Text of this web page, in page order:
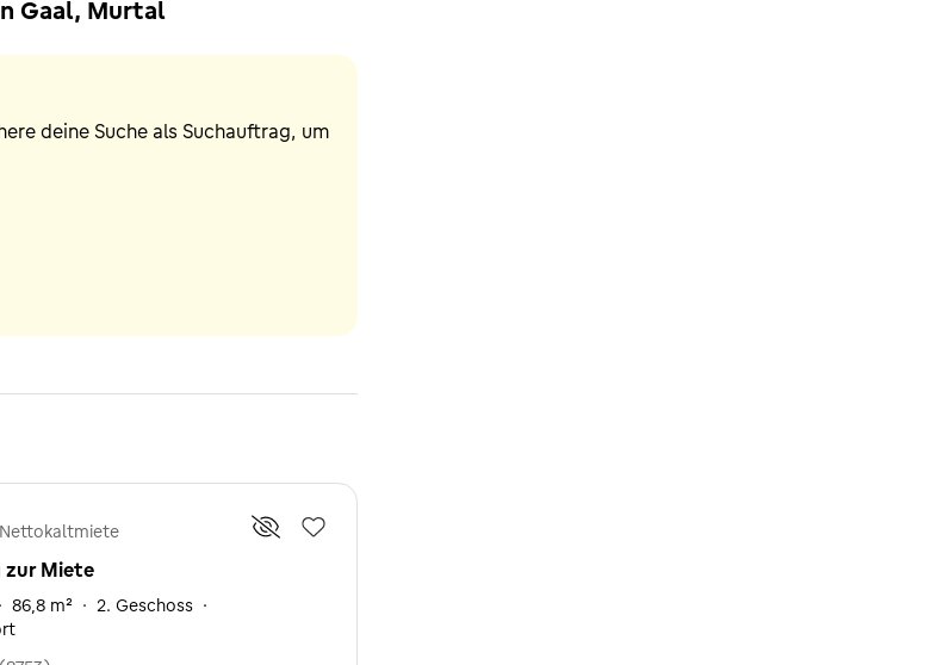
Gaal, Murtal
deine Suche als Suchauftrag, um
Nettokaltmiete
zur Miete
· 86,8 m² · 2. Geschoss ·